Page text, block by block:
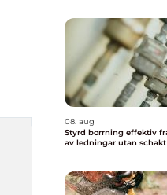
08. aug
Styrd borrning effektiv framdragning
av ledningar utan schakt